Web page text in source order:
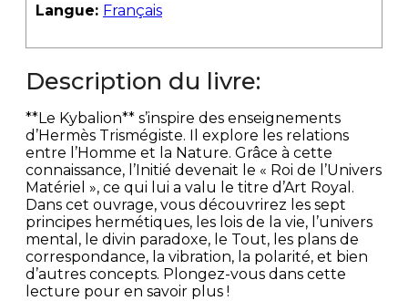
Langue: Français
Description du livre:
**Le Kybalion** s’inspire des enseignements
d’Hermès Trismégiste. Il explore les relations
entre l’Homme et la Nature. Grâce à cette
connaissance, l’Initié devenait le « Roi de l’Univers
Matériel », ce qui lui a valu le titre d’Art Royal.
Dans cet ouvrage, vous découvrirez les sept
principes hermétiques, les lois de la vie, l’univers
mental, le divin paradoxe, le Tout, les plans de
correspondance, la vibration, la polarité, et bien
d’autres concepts. Plongez-vous dans cette
lecture pour en savoir plus !